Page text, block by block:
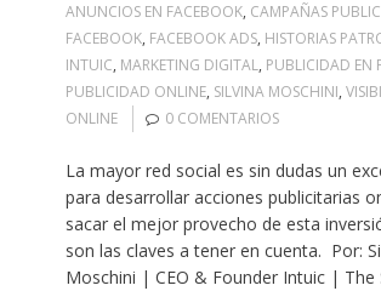
ANUNCIOS EN FACEBOOK, CAMPAÑAS
FACEBOOK, FACEBOOK ADS, HISTORIAS
INTUIC, MARKETING DIGITAL, PUBLICIDAD EN
PUBLICIDAD ONLINE, SILVINA MOSCHINI,
ONLINE
0 COMENTARIOS
La mayor red social es sin dudas un
para desarrollar acciones publicitarias
sacar el mejor provecho de esta
son las claves a tener en cuenta. Por:
Moschini | CEO & Founder Intuic | The